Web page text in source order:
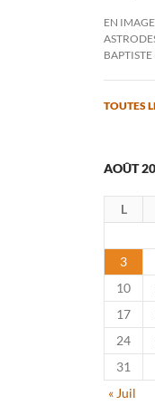
EN
TOUTES
AOÛT
L
3
10
17
24
31
« Juil